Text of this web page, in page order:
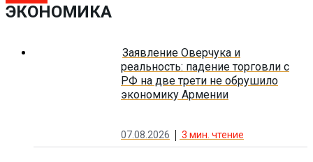
ЭКОНОМИКА
Заявление Оверчука и
реальность: падение торговли с
РФ на две трети не обрушило
экономику Армении
07.08.2026 3 мин. чтение